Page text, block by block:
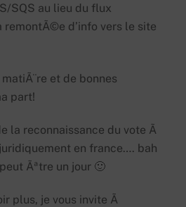
SQS au lieu du flux
remontÃ©e d’info vers le site
et de bonnes
part!
la reconnaissance du vote Ã
en france…. bah
Ãªtre un jour 🙂
plus, je vous invite Ã